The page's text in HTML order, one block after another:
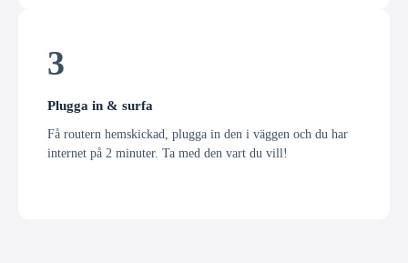
3
Plugga in & surfa
Få routern hemskickad, plugga in den i väggen och du har
internet på 2 minuter. Ta med den vart du vill!